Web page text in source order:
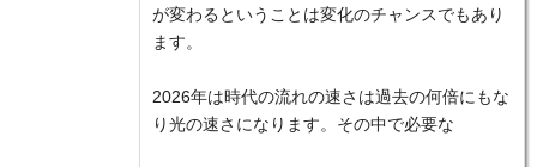
が変わるということは変化のチャンスでもあり
ます。
2026年は時代の流れの速さは過去の何倍にもな
り光の速さになります。その中で必要な